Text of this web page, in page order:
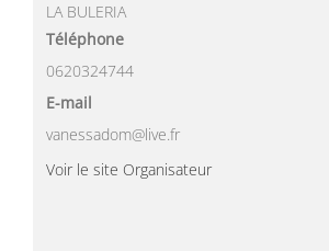
LA BULERIA
Téléphone
0620324744
E-mail
vanessadom@live.fr
Voir le site Organisateur